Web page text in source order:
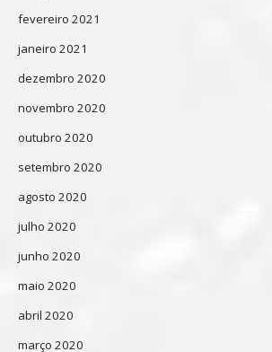
fevereiro 2021
janeiro 2021
dezembro 2020
novembro 2020
outubro 2020
setembro 2020
agosto 2020
julho 2020
junho 2020
maio 2020
abril 2020
março 2020